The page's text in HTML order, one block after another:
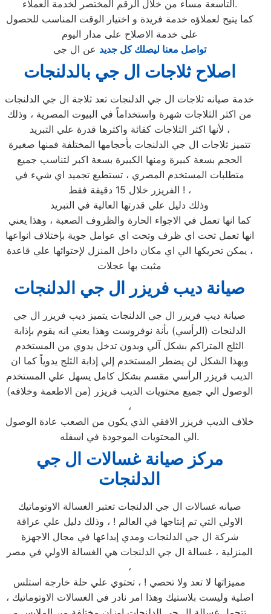
التاسعة مساء من خلال الرقم المختصر لخدمة العملاء.
كما يتيح لعملاؤه خدمة فريدة و اختيار الوقت المناسب للحصول
على خدمة الاصلاح على مدار اليوم
تواصل معنا ليصلك كل جديد عن ال جي
اصلاح ثلاجات ال جي بالدلنجات
خدمة صيانه ثلاجات ال جي الدلنجات تعد ثلاجة ال جي الدلنجات
من اكثر الثلاجات شهرة واستخداماً في البيوت المصرية ، وذلك
لأنها اكثر الثلاجات كفائة واكثرها قدرة علي التبريد ،
تتميز ثلاجات ال جي الدلنجات بأحجامها المختلفة فمنها صغيرة
الحجم بسعة كبيرة ومنها الكبيرة بسعة اكبر لتناسب جميع
متطلبات المستخدم المصري ، تستطيع تجميد اي شيء في
الفريزر خلال 15 دقيقة فقط ! ،
وذلك دليل علي قدرتها العالية في التبريد
كما انها تعمل في الاجواء الحارة والظروف الصعبة ، وهذا يعني
انها تعمل تحت اي ظرف وتحت اي عوامل جوية بإختلاف انواعها
، يمكن تحريكها الي اي مكان داخل المنزل لإحتوائها علي قاعدة
مثبت بها عجلات
صيانة ديب فريزر ال جي الدلنجات
صيانة ديب فريزر ال جي الدلنجات يتميز ديب فريزر ال جي
الدلنجات (الرأسي) بأنة نوفروست وهذا يعني انه يقوم بإذابة
الثلج المتراكم بشكل آلي وبدون تدخل يدوي من المستخدم
وبهذا الشكل لن يضطر المستخدم إلي إذابة الثلج يدوياً كما ان
الديب فريزر الرأسي مقسم بشكل كامل يسهل علي المستخدم
الوصول الي جميع محتويات الديب فريزر (من الاطعمة وخلافه)
،
خلاف الديب فريزر الافقي الذي يكون من الصعب عادة الوصول
الي المحتويات الموجودة في اسفله.
مركز صيانة غسالات ال جي
الدلنجات
صيانه غسالات ال جي الدلنجات تعتبر الغسالة الاوتوماتيك
الاولي التي تم إنتاجها في العالم ! ، وذلك دليل علي عراقة
شركة ال جي الدلنجات ومدي إبداعها في مجال الاجهزة
المنزلية ، غسالة ال جي الدلنجات هي الغسالة الاولي في مصر
،
مميزاتها لا تعد ولا تحصي ! ، تحتوي علي حلة خارجة استلس
اصلية وليست بلاستيك وهذا امر نادر في الغسالات الاوتوماتيك ،